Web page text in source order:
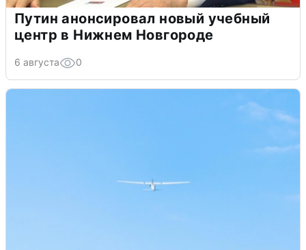
Путин анонсировал новый учебный
центр в Нижнем Новгороде
6 августа 0